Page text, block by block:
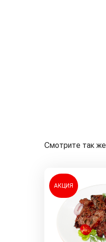
Смотрите так же
АКЦИЯ